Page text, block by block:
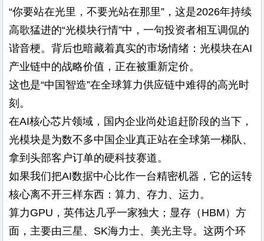
“你要站在光里，不要光站在那里”，这是2026年持续
高歌猛进的“光模块行情”中，一句投资者相互调侃的
谐音梗。背后也暗藏着真实的市场情绪：光模块在AI
产业链中的战略价值，正在被重新定价。
这也是“中国智造”在全球算力供应链中难得的高光时
刻。
在AI核心芯片领域，国内企业尚处追赶阶段的当下，
光模块是为数不多中国企业真正站在全球第一梯队、
拿到头部客户订单的硬科技赛道。
如果我们把AI数据中心比作一台精密机器，它的运转
核心离不开三样东西：算力、存力、运力。
算力GPU，英伟达几乎一家独大；显存（HBM）方
面，主要由三星、SK海力士、美光主导。这两个环